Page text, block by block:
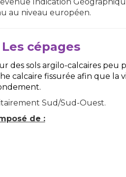
au niveau européen.
cépages
des sols argilo-calcaires peu
calcaire fissurée afin que la
Sud/Sud-Ouest.
de :